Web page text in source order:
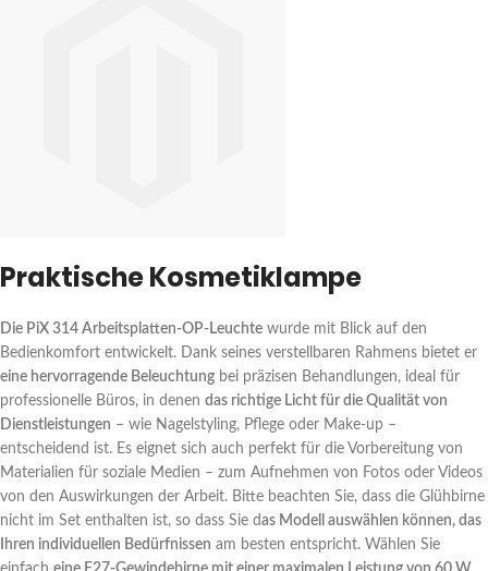
Praktische Kosmetiklampe
Die PiX 314 Arbeitsplatten-OP-Leuchte wurde mit Blick auf den
Bedienkomfort entwickelt. Dank seines verstellbaren Rahmens bietet er
eine hervorragende Beleuchtung bei präzisen Behandlungen, ideal für
professionelle Büros, in denen das richtige Licht für die Qualität von
Dienstleistungen – wie Nagelstyling, Pflege oder Make-up –
entscheidend ist. Es eignet sich auch perfekt für die Vorbereitung von
Materialien für soziale Medien – zum Aufnehmen von Fotos oder Videos
von den Auswirkungen der Arbeit. Bitte beachten Sie, dass die Glühbirne
nicht im Set enthalten ist, so dass Sie das Modell auswählen können, das
Ihren individuellen Bedürfnissen am besten entspricht. Wählen Sie